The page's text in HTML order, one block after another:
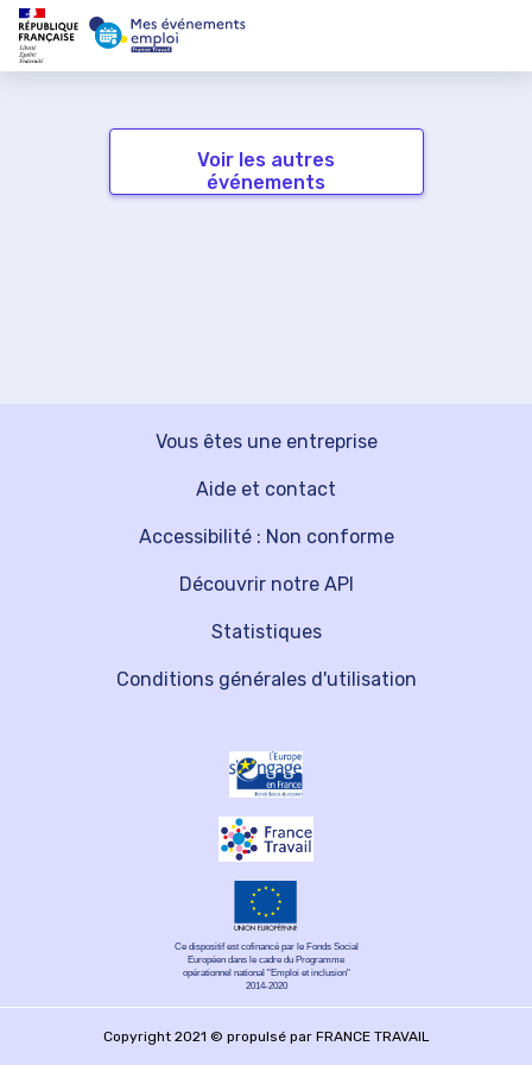
Voir les autres
événements
Vous êtes une entreprise
Découvrir notre API
Aide et contact
Statistiques
Accessibilité : Non conforme
Conditions générales d'utilisation
Ce dispositif est cofinancé par le Fonds Social
Européen dans le cadre du Programme
opérationnel national "Emploi et inclusion"
2014-2020
Copyright 2021 © propulsé par FRANCE TRAVAIL